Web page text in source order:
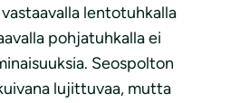
lentotuhkalla
pohjatuhkalla ei
Seospolton
lujittuvaa, mutta